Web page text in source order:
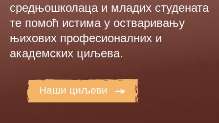
средњошколаца и младих студената
те помоћ истима у остваривању
њихових професионалних и
академских циљева.
Наши циљеви